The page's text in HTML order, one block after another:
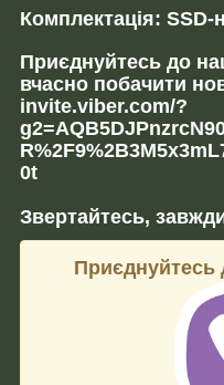
Комплектація: SSD-
Приєднуйтесь до
вчасно побачити
invite.viber.com/?
0t
Звертайтесь,
Приєднуйтесь